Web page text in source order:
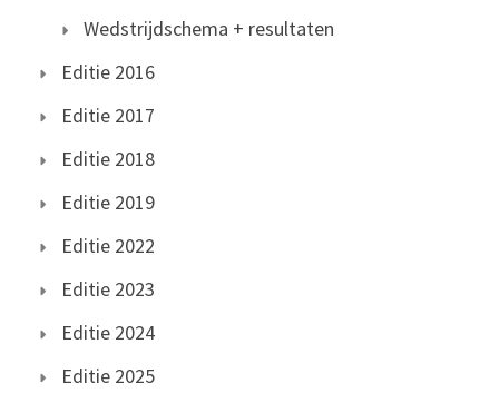
Wedstrijdschema + resultaten
Editie 2016
Editie 2017
Editie 2018
Editie 2019
Editie 2022
Editie 2023
Editie 2024
Editie 2025